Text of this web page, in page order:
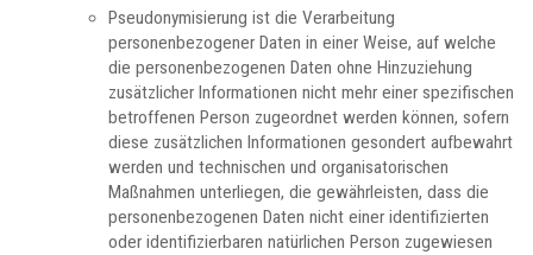
Pseudonymisierung ist die Verarbeitung
personenbezogener Daten in einer Weise, auf welche
die personenbezogenen Daten ohne Hinzuziehung
zusätzlicher Informationen nicht mehr einer spezifischen
betroffenen Person zugeordnet werden können, sofern
diese zusätzlichen Informationen gesondert aufbewahrt
werden und technischen und organisatorischen
Maßnahmen unterliegen, die gewährleisten, dass die
personenbezogenen Daten nicht einer identifizierten
oder identifizierbaren natürlichen Person zugewiesen